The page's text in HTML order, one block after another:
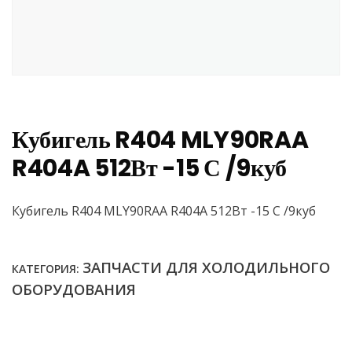
Кубигель R404 MLY90RAA
R404A 512Вт -15 С /9куб
Кубигель R404 MLY90RAA R404A 512Вт -15 С /9куб
КАТЕГОРИЯ: ЗАПЧАСТИ ДЛЯ ХОЛОДИЛЬНОГО
ОБОРУДОВАНИЯ